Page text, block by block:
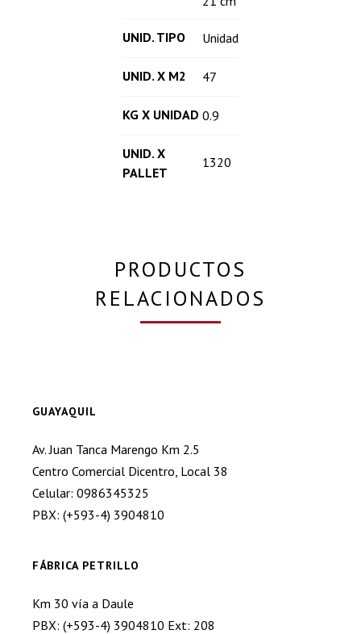
UNID. TIPO Unidad
UNID. X M2 47
KG X UNIDAD 0.9
UNID. X
PALLET
1320
PRODUCTOS
RELACIONADOS
GUAYAQUIL
Av. Juan Tanca Marengo Km 2.5
Centro Comercial Dicentro, Local 38
Celular: 0986345325
PBX: (+593-4) 3904810
FÁBRICA PETRILLO
Km 30 vía a Daule
PBX: (+593-4) 3904810 Ext: 208